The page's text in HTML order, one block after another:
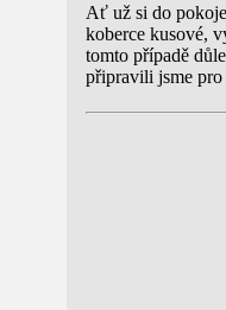
Ať už si do
koberce kusové,
tomto případě
připravili jsme pro